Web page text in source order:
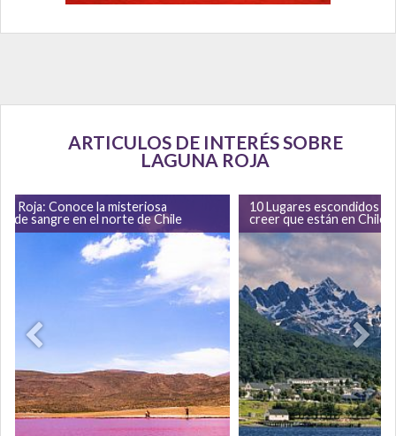
ARTICULOS DE INTERÉS SOBRE
LAGUNA ROJA
Roja: Conoce la misteriosa
de sangre en el norte de Chile
10 Lugares escondidos
creer que están en Chile